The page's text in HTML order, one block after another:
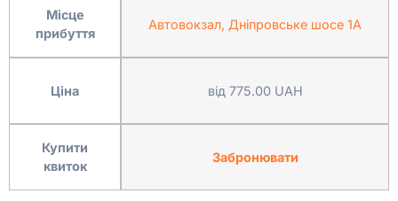
Місце
прибуття
Ціна
Купити
квиток
Автовокзал, Дніпровське шосе 1А
від 775.00 UAH
Забронювати